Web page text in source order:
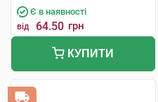
Є в наявності
від 64.50 грн
КУПИТИ